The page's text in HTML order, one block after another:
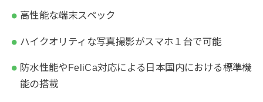
高性能な端末スペック
ハイクオリティな写真撮影がスマホ１台で可能
防水性能やFeliCa対応による日本国内における標準機
能の搭載